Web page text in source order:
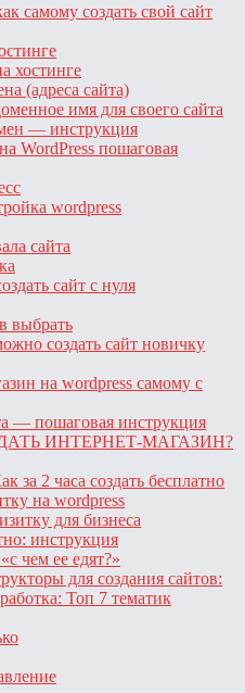
самому создать свой сайт
хостинге
(адреса сайта)
имя для своего сайта
— инструкция
WordPress пошаговая
wordpress
сайта
сайт с нуля
выбрать
создать сайт новичку
на wordpress самому с
— пошаговая инструкция
ИНТЕРНЕТ-МАГАЗИН?
за 2 часа создать бесплатно
на wordpress
для бизнеса
инструкция
чем ее едят?»
для создания сайтов:
Топ 7 тематик